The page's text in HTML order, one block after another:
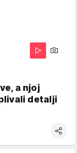
a njoj
detalji